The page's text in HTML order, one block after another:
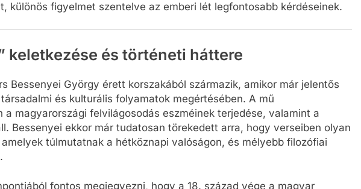
különös figyelmet szentelve az emberi lét legfontosabb kérdéseinek.
keletkezése és történeti háttere
Bessenyei György érett korszakából származik, amikor már jelentős
és kulturális folyamatok megértésében. A mű
a magyarországi felvilágosodás eszméinek terjedése, valamint a
Bessenyei ekkor már tudatosan törekedett arra, hogy verseiben olyan
túlmutatnak a hétköznapi valóságon, és mélyebb filozófiai
fontos megjegyezni, hogy a 18. század vége a magyar